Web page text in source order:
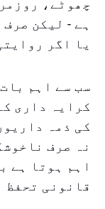
چھوٹے،
ہے - لیکن
یا اگر
سب سے اہم
کرایہ داری
کی ذمہ
نہ صرف
اہم ہوتا ہے
قانونی تحفظ